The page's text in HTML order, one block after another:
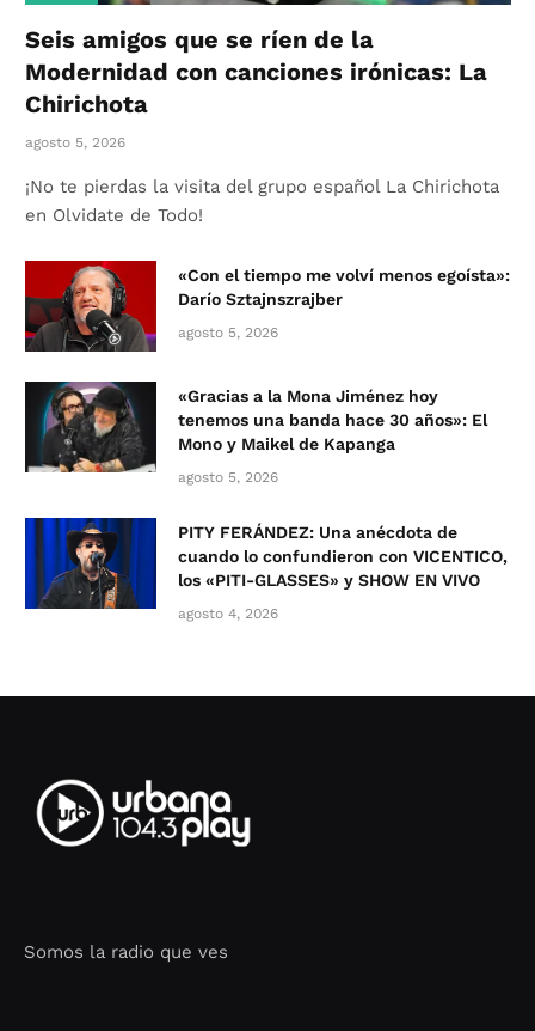
Seis amigos que se ríen de la
Modernidad con canciones irónicas: La
Chirichota
agosto 5, 2026
¡No te pierdas la visita del grupo español La Chirichota
en Olvidate de Todo!
«Con el tiempo me volví menos egoísta»:
Darío Sztajnszrajber
agosto 5, 2026
«Gracias a la Mona Jiménez hoy
tenemos una banda hace 30 años»: El
Mono y Maikel de Kapanga
agosto 5, 2026
PITY FERÁNDEZ: Una anécdota de
cuando lo confundieron con VICENTICO,
los «PITI-GLASSES» y SHOW EN VIVO
agosto 4, 2026
Somos la radio que ves